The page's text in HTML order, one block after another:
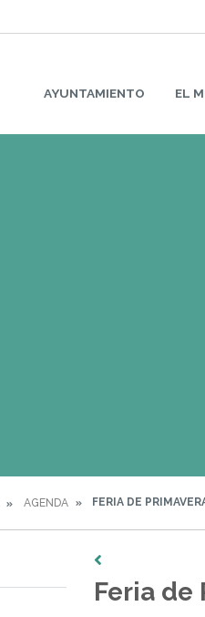
AYUNTAMIENTO EL
AGENDA FERIA DE
Feria de